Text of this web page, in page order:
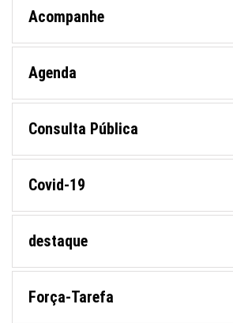
Acompanhe
Agenda
Consulta Pública
Covid-19
destaque
Força-Tarefa